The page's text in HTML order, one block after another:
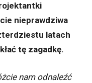
nieprawdziwa
latach
tę zagadkę.
nam odnaleźć